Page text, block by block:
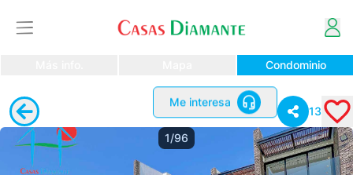
Condominio
Me interesa
13
1/96